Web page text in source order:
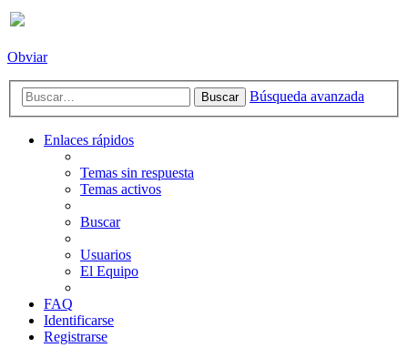
Obviar
Buscar Búsqueda avanzada
Enlaces rápidos
Temas sin respuesta
Temas activos
Buscar
Usuarios
El Equipo
FAQ
Identificarse
Registrarse